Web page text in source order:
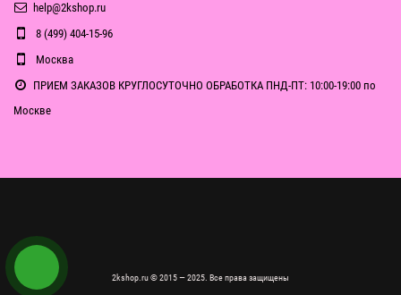
help@2kshop.ru
8 (499) 404-15-96
Москва
ПРИЕМ ЗАКАЗОВ КРУГЛОСУТОЧНО ОБРАБОТКА ПНД-ПТ: 10:00-19:00 по
Москве
2kshop.ru © 2015 — 2025. Все права защищены